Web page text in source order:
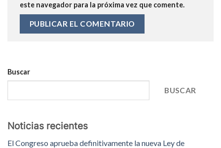
este navegador para la próxima vez que comente.
Buscar
BUSCAR
Noticias recientes
El Congreso aprueba definitivamente la nueva Ley de